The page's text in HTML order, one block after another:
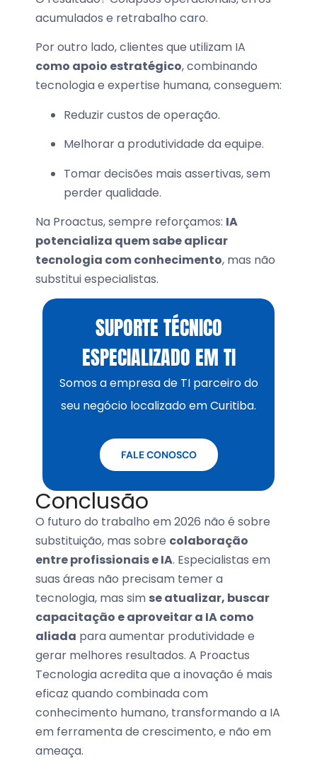
acumulados e retrabalho caro.
Por outro lado, clientes que utilizam IA
como apoio estratégico, combinando
tecnologia e expertise humana, conseguem:
Reduzir custos de operação.
Melhorar a produtividade da equipe.
Tomar decisões mais assertivas, sem
perder qualidade.
Na Proactus, sempre reforçamos: IA
potencializa quem sabe aplicar
tecnologia com conhecimento, mas não
substitui especialistas.
SUPORTE TÉCNICO
ESPECIALIZADO EM TI
Somos a empresa de TI parceiro do
seu negócio localizado em Curitiba.
FALE CONOSCO
Conclusão
O futuro do trabalho em 2026 não é sobre
substituição, mas sobre colaboração
entre profissionais e IA. Especialistas em
suas áreas não precisam temer a
tecnologia, mas sim se atualizar, buscar
capacitação e aproveitar a IA como
aliada para aumentar produtividade e
gerar melhores resultados. A Proactus
Tecnologia acredita que a inovação é mais
eficaz quando combinada com
conhecimento humano, transformando a IA
em ferramenta de crescimento, e não em
ameaça.